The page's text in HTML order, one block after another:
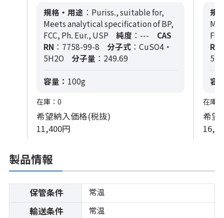
規格・用途 ：Puriss., suitable for,
Meets analytical specification of BP,
FCC, Ph. Eur., USP
純度 ：---
CAS
RN ：7758-99-8 分子式 ：CuSO4・
5H2O
分子量 ：249.69
容量： 100g
在庫：0
希望納入価格(税抜)
11,400円
規
RN
容
在庫
希望
製品情報
保管条件 常温
輸送条件 常温